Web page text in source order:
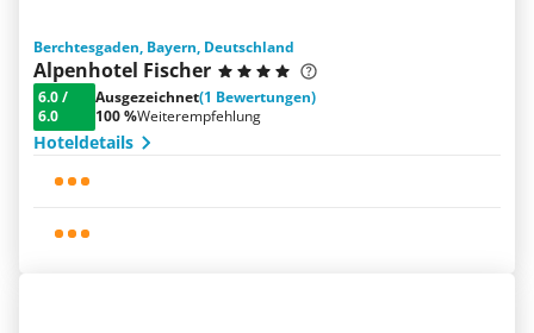
Berchtesgaden, Bayern, Deutschland
Alpenhotel Fischer
6.0/
6.0
Ausgezeichnet(1 Bewertungen)
100 %Weiterempfehlung
Hoteldetails